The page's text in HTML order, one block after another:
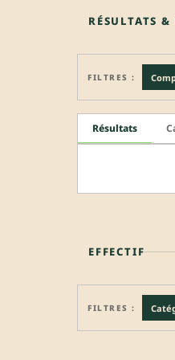
RÉSULTATS
FILTRES :
Résultats
EFFECTIF
FILTRES :